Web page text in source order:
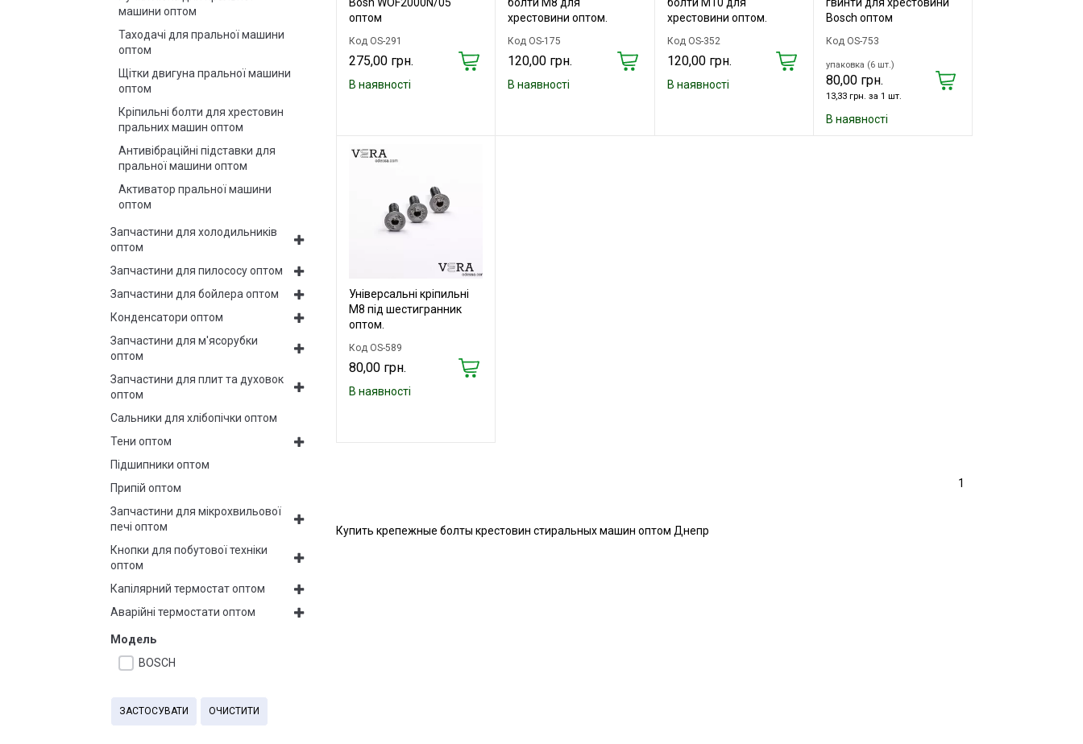
машини оптом
Таходачі для пральної машини
оптом
Щітки двигуна пральної машини
оптом
Кріпильні болти для хрестовин
пральних машин оптом
Антивібраційні підставки для
пральної машини оптом
Активатор пральної машини
оптом
Запчастини для холодильників
оптом
Запчастини для пилососу оптом
Запчастини для бойлера оптом
Конденсатори оптом
Запчастини для м'ясорубки
оптом
Запчастини для плит та духовок
оптом
Сальники для хлібопічки оптом
Тени оптом
Підшипники оптом
Припій оптом
Запчастини для мікрохвильової
печі оптом
Кнопки для побутової техніки
оптом
Капілярний термостат оптом
Аварійні термостати оптом
Модель
BOSCH
ЗАСТОСУВАТИ ОЧИСТИТИ
оптом
Код OS-291
275,00 грн.
В наявності
хрестовини оптом.
Код OS-175
120,00 грн.
В наявності
хрестовини оптом.
Код OS-352
120,00 грн.
В наявності
Bosch оптом
Код OS-753
упаковка (6 шт.)
80,00 грн.
13,33 грн. за 1 шт.
В наявності
Універсальні кріпильні
М8 під шестигранник
оптом.
Код OS-589
80,00 грн.
В наявності
1
Купить крепежные болты крестовин стиральных машин оптом Днепр